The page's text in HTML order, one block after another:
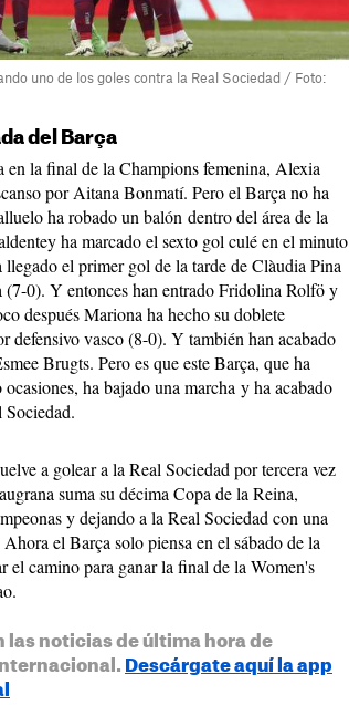
uno de los goles contra la Real Sociedad / Foto:
del Barça
en la final de la Champions femenina, Alexia
por Aitana Bonmatí. Pero el Barça no ha
ha robado un balón dentro del área de la
ha marcado el sexto gol culé en el minuto
el primer gol de la tarde de Clàudia Pina
(7-0). Y entonces han entrado Fridolina Rolfö y
después Mariona ha hecho su doblete
defensivo vasco (8-0). Y también han acabado
Brugts. Pero es que este Barça, que ha
ha bajado una marcha y ha acabado
Sociedad.
a golear a la Real Sociedad por tercera vez
suma su décima Copa de la Reina,
y dejando a la Real Sociedad con una
el Barça solo piensa en el sábado de la
el camino para ganar la final de la Women's
las noticias de última hora de
Descárgate aquí la app